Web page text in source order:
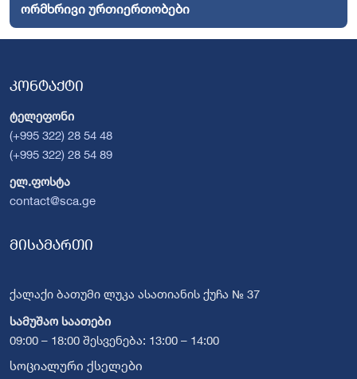
ორმხრივი ურთიერთობები
კონტაქტი
ტელეფონი
(+995 322) 28 54 48
(+995 322) 28 54 89
ელ.ფოსტა
contact@sca.ge
მისამართი
ქალაქი ბათუმი ლუკა ასათიანის ქუჩა № 37
სამუშაო საათები
09:00 – 18:00 შესვენება: 13:00 – 14:00
სოციალური ქსელები